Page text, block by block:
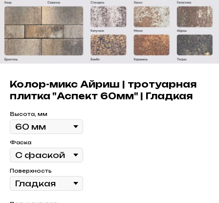
Колор-микс Айриш | тротуарная
плитка "Аспект 60мм" | Гладкая
Высота, мм
Фаска
Поверхность